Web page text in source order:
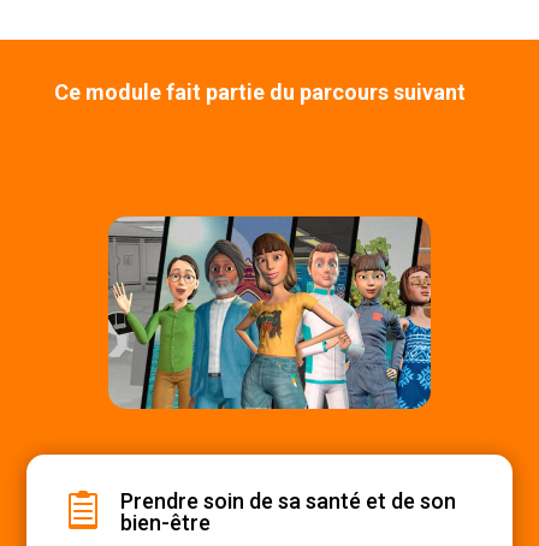
Ce module fait partie du parcours suivant


Prendre soin de sa santé et de son
bien-être